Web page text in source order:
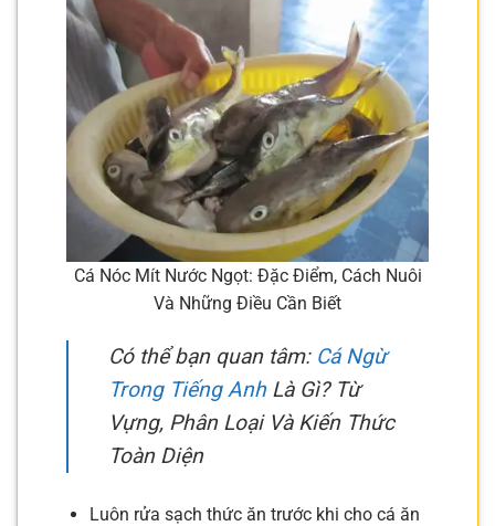
Cá Nóc Mít Nước Ngọt: Đặc Điểm, Cách Nuôi
Và Những Điều Cần Biết
Có thể bạn quan tâm: Cá Ngừ
Trong Tiếng AnhLà Gì? Từ
Vựng, Phân Loại Và Kiến Thức
Toàn Diện
Luôn rửa sạch thức ăn trước khi cho cá ăn